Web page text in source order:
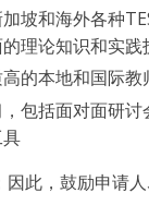
坡和海外各种
理论知识和实践
的本地和国际教
包括面对面研
此，鼓励申请人